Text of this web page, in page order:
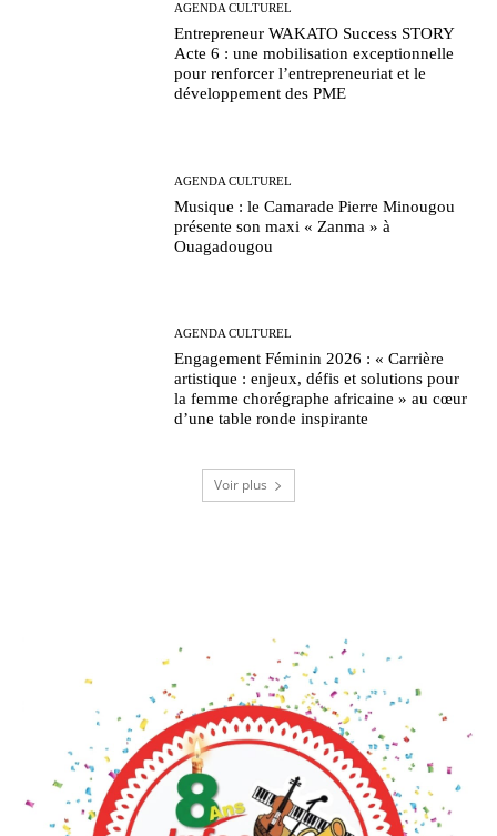
AGENDA CULTUREL
Entrepreneur WAKATO Success STORY
Acte 6 : une mobilisation exceptionnelle
pour renforcer l’entrepreneuriat et le
développement des PME
AGENDA CULTUREL
Musique : le Camarade Pierre Minougou
présente son maxi « Zanma » à
Ouagadougou
AGENDA CULTUREL
Engagement Féminin 2026 : « Carrière
artistique : enjeux, défis et solutions pour
la femme chorégraphe africaine » au cœur
d’une table ronde inspirante
Voir plus